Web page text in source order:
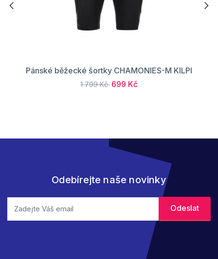
Pánské běžecké šortky CHAMONIES-M KILPI
1 799 Kč 699 Kč
Odebírejte naše novinky